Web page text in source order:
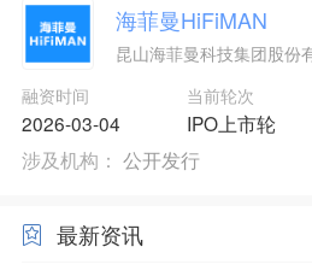
海菲曼HiFiMAN
昆山海菲曼科技集团股份
融资时间
2026-03-04
当前轮次
IPO上市轮
涉及机构： 公开发行
最新资讯